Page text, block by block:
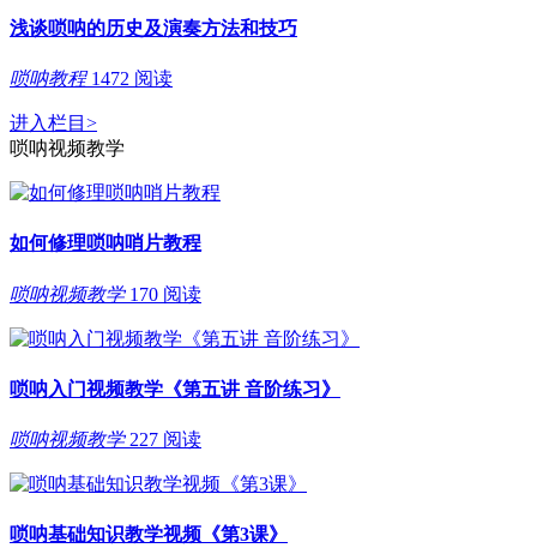
浅谈唢呐的历史及演奏方法和技巧
唢呐教程 1472 阅读
进入栏目 >
唢呐视频教学
如何修理唢呐哨片教程
唢呐视频教学 170 阅读
唢呐入门视频教学《第五讲 音阶练习》
唢呐视频教学 227 阅读
唢呐基础知识教学视频《第3课》